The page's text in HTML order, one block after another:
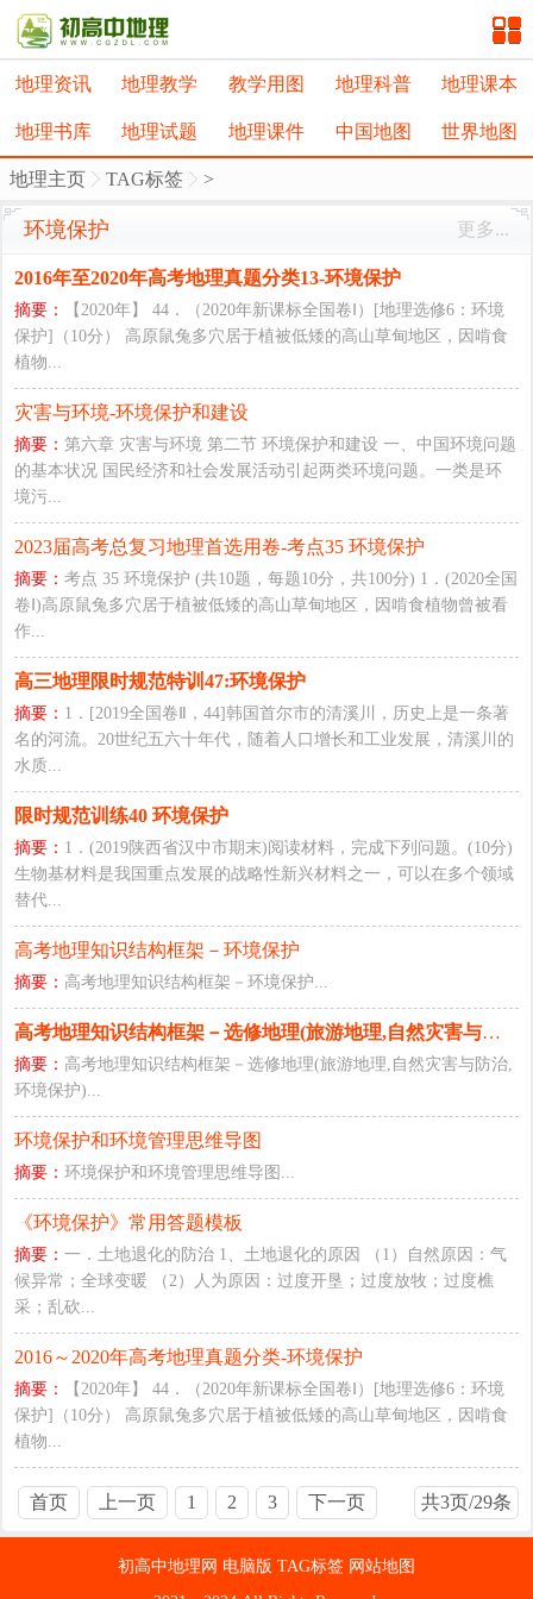
地理资讯 地理教学 教学用图 地理科普 地理课本
地理书库 地理试题 地理课件 中国地图 世界地图
地理主页 >
TAG标签
环境保护 更多...
2016年至2020年高考地理真题分类13-环境保护
摘要：
【2020年】 44．（2020年新课标全国卷Ⅰ）[地理选修6：环境
保护]（10分） 高原鼠兔多穴居于植被低矮的高山草甸地区，因啃食
植物...
灾害与环境-环境保护和建设
摘要：第六章 灾害与环境 第二节 环境保护和建设 一、中国环境问题
的基本状况 国民经济和社会发展活动引起两类环境问题。一类是环
境污...
2023届高考总复习地理首选用卷-考点35 环境保护
摘要：考点 35 环境保护 (共10题，每题10分，共100分) 1．(2020全国
卷Ⅰ)高原鼠兔多穴居于植被低矮的高山草甸地区，因啃食植物曾被看
作...
高三地理限时规范特训47:环境保护
摘要： 1．[2019全国卷Ⅱ，44]韩国首尔市的清溪川，历史上是一条著
名的河流。20世纪五六十年代，随着人口增长和工业发展，清溪川的
水质...
限时规范训练40 环境保护
摘要： 1．(2019陕西省汉中市期末)阅读材料，完成下列问题。(10分)
生物基材料是我国重点发展的战略性新兴材料之一，可以在多个领域
替代...
高考地理知识结构框架－环境保护
摘要： 高考地理知识结构框架－环境保护...
高考地理知识结构框架－选修地理(旅游地理,自然灾害与防治,环境
摘要： 高考地理知识结构框架－选修地理(旅游地理,自然灾害与防治,
环境保护)...
环境保护和环境管理思维导图
摘要：环境保护和环境管理思维导图...
《环境保护》常用答题模板
摘要：一．土地退化的防治 1、土地退化的原因 （1）自然原因：气
候异常；全球变暖 （2）人为原因：过度开垦；过度放牧；过度樵
采；乱砍...
2016～2020年高考地理真题分类-环境保护
摘要：
【2020年】 44．（2020年新课标全国卷Ⅰ）[地理选修6：环境
保护]（10分） 高原鼠兔多穴居于植被低矮的高山草甸地区，因啃食
植物...
共3页/29条
首页 上一页 1 2 3
下一页
末页
初高中地理网 电脑版 TAG标签 网站地图